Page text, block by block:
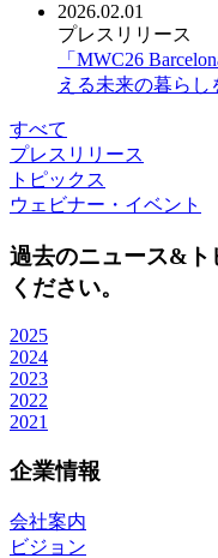
2026.02.01
プレスリリース
「MWC26
える未来の暮らし
すべて
プレスリリース
トピックス
ウェビナー・イベント
過去のニュース&ト
ください。
2025
2024
2023
2022
2021
企業情報
会社案内
ビジョン